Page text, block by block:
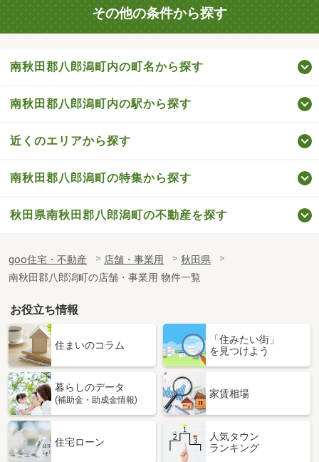
その他の条件から探す
南秋田郡八郎潟町内の町名から探す
南秋田郡八郎潟町内の駅から探す
近くのエリアから探す
南秋田郡八郎潟町の特集から探す
秋田県南秋田郡八郎潟町の不動産を探す
goo住宅・不動産 店舗・事業用
秋田県
南秋田郡八郎潟町の店舗・事業用 物件一覧
お役立ち情報
住まいのコラム
「住みたい街」
を見つけよう
暮らしのデータ
(補助金・助成金情報)
家賃相場
住宅ローン
人気タウン
ランキング